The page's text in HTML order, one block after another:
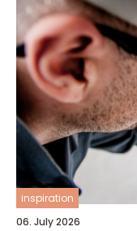
inspiration
06. July 2026